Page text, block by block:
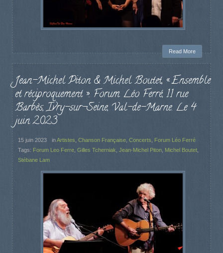
Read More
Jean-Michel Piton & Michel Boutet, « Ensemble
et réciproquement ». Forum Léo Ferré, 11 rue
Barbès, Ivry-sur-Seine, Val-de-Marne. Le 4
juin 2023
15 juin 2023 inArtistes Chanson Française Concerts
Forum Léo Ferré
Tags: Forum Leo Ferre Gilles Tcherniak Jean-Michel Piton Michel Boutet
Stébane Lam